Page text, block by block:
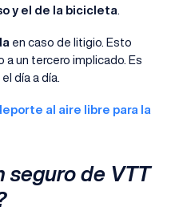
y el de la bicicleta.
en caso de litigio. Esto
a un tercero implicado. Es
día a día.
al aire libre para la
seguro de VTT